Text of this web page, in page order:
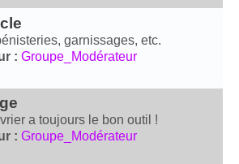
garnissages, etc.
: Groupe_Modérateur
a toujours le bon outil !
: Groupe_Modérateur